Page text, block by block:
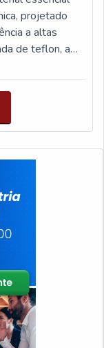
ETIQUETAS
âncora é
blusas:
de atuação;
de alta
SOBRE A
é possível
para blusas.
como fitas
rótulo de
de atuação e
final,
de última
a uma equipe
qualificada,
projetado
a altas
de teflon, a
indústrias
Dentre os
e à
do
de aplicar e
durante a
da
a
Sua
para garantir
selagem.